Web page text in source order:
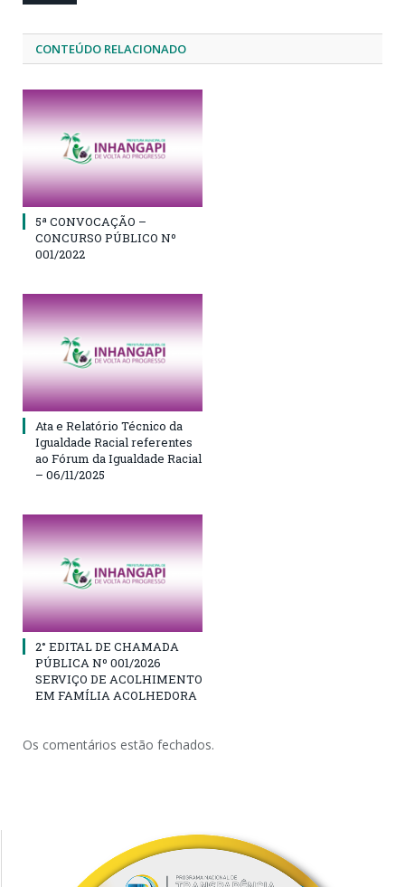
CONTEÚDO RELACIONADO
5ª CONVOCAÇÃO –
CONCURSO PÚBLICO Nº
001/2022
Ata e Relatório Técnico da
Igualdade Racial referentes
ao Fórum da Igualdade Racial
– 06/11/2025
2° EDITAL DE CHAMADA
PÚBLICA Nº 001/2026
SERVIÇO DE ACOLHIMENTO
EM FAMÍLIA ACOLHEDORA
Os comentários estão fechados.